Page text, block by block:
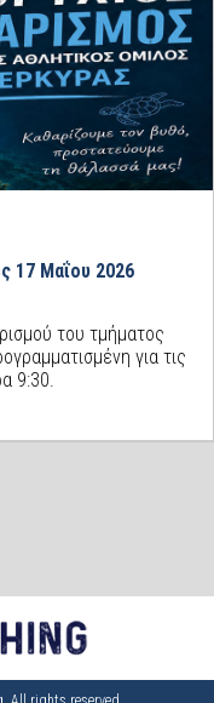
17 Μαΐου 2026
του τμήματος
για τις
9:30.